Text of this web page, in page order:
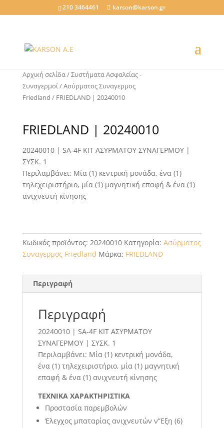
210 3464461 karson@karson.gr
Αρχική σελίδα/Συστήματα Ασφαλείας -
Συναγερμοί/Ασύρματος Συναγερμος
Friedland / FRIEDLAND | 20240010
FRIEDLAND | 20240010
20240010 | SA-4F KIT ΑΣΥΡΜΑΤΟΥ ΣΥΝΑΓΕΡΜΟΥ |
ΣΥΣΚ. 1
Περιλαμβάνει: Μία (1) κεντρική μονάδα, ένα (1)
τηλεχειριστήριο, μία (1) μαγνητική επαφή & ένα (1)
ανιχνευτή κίνησης
Κωδικός προϊόντος: 20240010 Κατηγορία: Ασύρματος
Συναγερμος Friedland Μάρκα: FRIEDLAND
Περιγραφή
Περιγραφή
20240010 | SA-4F KIT ΑΣΥΡΜΑΤΟΥ
ΣΥΝΑΓΕΡΜΟΥ | ΣΥΣΚ. 1
Περιλαμβάνει: Μία (1) κεντρική μονάδα,
ένα (1) τηλεχειριστήριο, μία (1) μαγνητική
επαφή & ένα (1) ανιχνευτή κίνησης
ΤΕΧΝΙΚΑ ΧΑΡΑΚΤΗΡΙΣΤΙΚΑ
Προστασία παρεμβολών
Έλεγχος μπαταρίας ανιχνευτών ν”Εξη (6)